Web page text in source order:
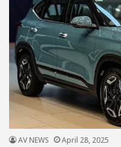
AV NEWS April 28, 2025